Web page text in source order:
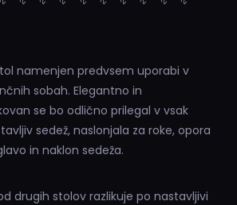
namenjen predvsem uporabi v
sobah. Elegantno in
se bo odlično prilegal v vsak
sedež, naslonjala za roke, opora
in naklon sedeža.
drugih stolov razlikuje po nastavljivi